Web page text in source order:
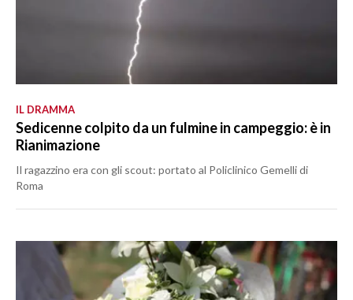
IL DRAMMA
Sedicenne colpito da un fulmine in campeggio: è in
Rianimazione
Il ragazzino era con gli scout: portato al Policlinico Gemelli di
Roma